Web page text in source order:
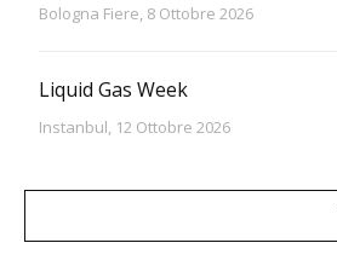
Bologna Fiere, 8 Ottobre 2026
Liquid Gas Week
Instanbul, 12 Ottobre 2026